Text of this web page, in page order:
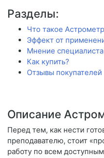
Разделы:
Что такое
Эффект от
Мнение специалиста
Как купить?
Отзывы покупателей
Описание
Перед тем, как нести
преподавателю, стоит
работу по всем